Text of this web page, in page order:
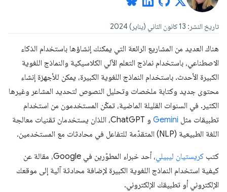
تاريخ النشر: 13 كانون الثاني (يناير) 2024
هناك العديد من المشاريع الرائعة التي يمكنك إنشاؤها باستخدام الذكاء
الاصطناعي، باستخدام نماذج التعلم الآلي الكلاسيكية والنماذج اللغوية
الكبيرة الأحدث. باستخدام النماذج اللغوية الكبيرة، يمكن للأجهزة إنشاء
محتوى جديد وكتابة ملخصات وتحليل النصوص لتحديد المشاعر وغيرها
الكثير. في السنوات القليلة الماضية، تمكّن المستخدمون من استخدام
تطبيقات مثل Gemini
و ChatGPT، اللذان يستخدمان تقنيات معالجة
اللغة الطبيعية (NLP) المتقدّمة للتفاعل في محادثات مع المستخدمين.
كتب كريستيان ليبيلي
، أحد خبراء المطوّرين في Google، مقالة عن
كيفية استخدام النماذج اللغوية الكبيرة لإضافة محادثة آلية إلى موقعك
الإلكتروني أو تطبيقك الإلكتروني.